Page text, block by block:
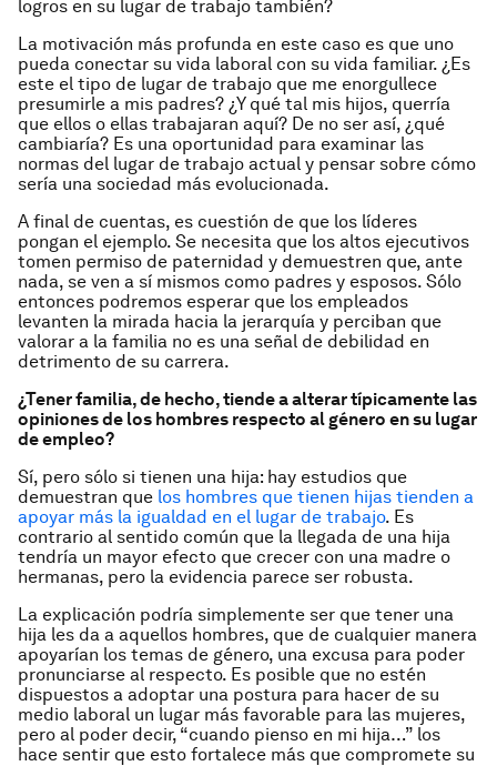
logros en su lugar de trabajo también?
La motivación más profunda en este caso es que uno
pueda conectar su vida laboral con su vida familiar. ¿Es
este el tipo de lugar de trabajo que me enorgullece
presumirle a mis padres? ¿Y qué tal mis hijos, querría
que ellos o ellas trabajaran aquí? De no ser así, ¿qué
cambiaría? Es una oportunidad para examinar las
normas del lugar de trabajo actual y pensar sobre cómo
sería una sociedad más evolucionada.
A final de cuentas, es cuestión de que los líderes
pongan el ejemplo. Se necesita que los altos ejecutivos
tomen permiso de paternidad y demuestren que, ante
nada, se ven a sí mismos como padres y esposos. Sólo
entonces podremos esperar que los empleados
levanten la mirada hacia la jerarquía y perciban que
valorar a la familia no es una señal de debilidad en
detrimento de su carrera.
¿Tener familia, de hecho, tiende a alterar típicamente las
opiniones de los hombres respecto al género en su lugar
de empleo?
Sí, pero sólo si tienen una hija: hay estudios que
demuestran que los hombres que tienen hijas tienden a
apoyar más la igualdad en el lugar de trabajo. Es
contrario al sentido común que la llegada de una hija
tendría un mayor efecto que crecer con una madre o
hermanas, pero la evidencia parece ser robusta.
La explicación podría simplemente ser que tener una
hija les da a aquellos hombres, que de cualquier manera
apoyarían los temas de género, una excusa para poder
pronunciarse al respecto. Es posible que no estén
dispuestos a adoptar una postura para hacer de su
medio laboral un lugar más favorable para las mujeres,
pero al poder decir, “cuando pienso en mi hija…” los
hace sentir que esto fortalece más que compromete su